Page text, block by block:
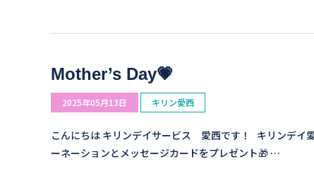
Mother’s Day💗
2025年05月13日 キリン愛西
こんにちは キリンデイサービス 愛西です！ キリンデイ
ーネーションとメッセージカードをプレゼント🎁 …